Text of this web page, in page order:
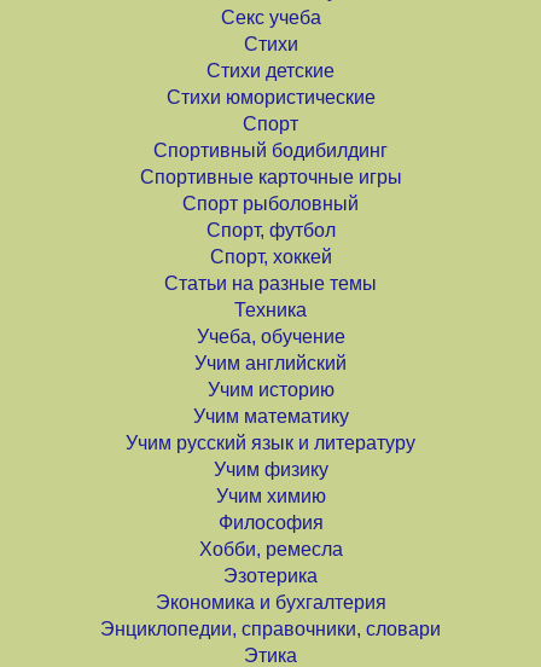
Секс учеба
Стихи
Стихи детские
Стихи юмористические
Спорт
Спортивный бодибилдинг
Спортивные карточные игры
Спорт рыболовный
Спорт, футбол
Спорт, хоккей
Статьи на разные темы
Техника
Учеба, обучение
Учим английский
Учим историю
Учим математику
Учим русский язык и литературу
Учим физику
Учим химию
Философия
Хобби, ремесла
Эзотерика
Экономика и бухгалтерия
Энциклопедии, справочники, словари
Этика